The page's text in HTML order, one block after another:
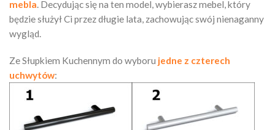
mebla. Decydując się na ten model, wybierasz mebel, który
będzie służył Ci przez długie lata, zachowując swój nienaganny
wygląd.
Ze Słupkiem Kuchennym do wyboru jedne z czterech
uchwytów: